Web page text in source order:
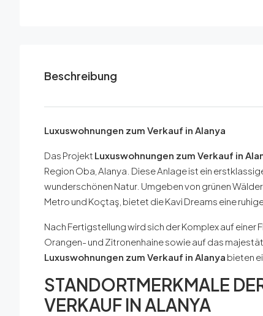
Beschreibung
Luxuswohnungen zum Verkauf in Alanya
Das Projekt Luxuswohnungen zum Verkauf in
Region Oba, Alanya. Diese Anlage ist ein
wunderschönen Natur. Umgeben von grünen
Metro und Koçtaş, bietet die Kavi Dreams eine
Nach Fertigstellung wird sich der Komplex auf einer
Orangen- und Zitronenhaine sowie auf das
Luxuswohnungen zum Verkauf in Alanya bieten
STANDORTMERKMALE
VERKAUF IN ALANYA